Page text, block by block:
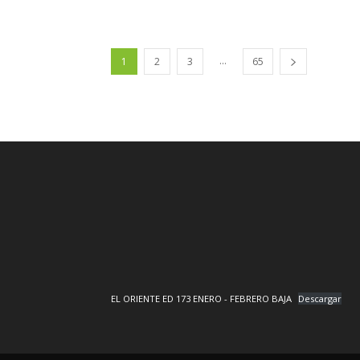
1 2 3 ... 65
EL ORIENTE ED 173 ENERO - FEBRERO BAJA Descargar